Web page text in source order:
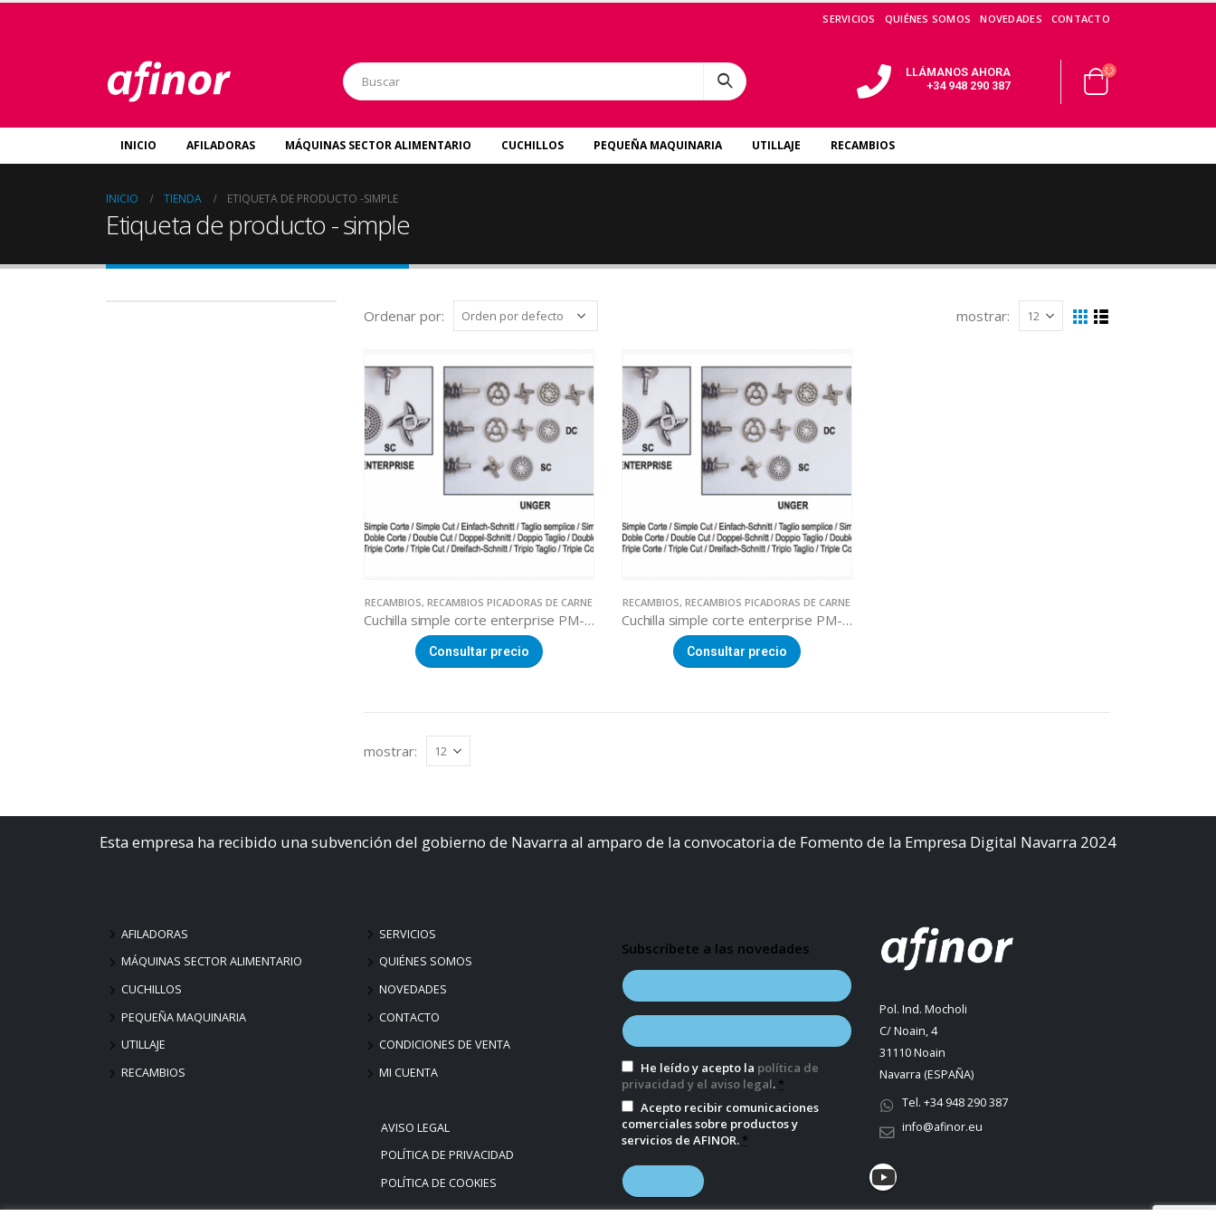
SERVICIOS QUIÉNES SOMOS NOVEDADES CONTACTO
LLÁMANOS AHORA
+34 948 290 387
INICIO AFILADORAS MÁQUINAS SECTOR ALIMENTARIO CUCHILLOS PEQUEÑA MAQUINARIA UTILLAJE RECAMBIOS
INICIO TIENDA ETIQUETA DE PRODUCTO -SIMPLE
Etiqueta de producto - simple
Ordenar por: mostrar:
RECAMBIOS,RECAMBIOS PICADORAS DE CARNE
Cuchilla simple corte enterprise PM-82 Ø22
Consultar precio
RECAMBIOS,RECAMBIOS PICADORAS DE CARNE
Cuchilla simple corte enterprise PM-82 Ø22
Consultar precio
mostrar:
Esta empresa ha recibido una subvención del gobierno de Navarra al amparo de la convocatoria de Fomento de la Empresa Digital Navarra 2024
AFILADORAS
MÁQUINAS SECTOR ALIMENTARIO
CUCHILLOS
PEQUEÑA MAQUINARIA
UTILLAJE
RECAMBIOS
SERVICIOS
QUIÉNES SOMOS
NOVEDADES
CONTACTO
CONDICIONES DE VENTA
MI CUENTA
AVISO LEGAL
POLÍTICA DE PRIVACIDAD
POLÍTICA DE COOKIES
Subscríbete a las novedades
He leído y acepto la política de
privacidad y el aviso legal. *
Acepto recibir comunicaciones
comerciales sobre productos y
servicios de AFINOR. *
Pol. Ind. Mocholi
C/ Noain, 4
31110 Noain
Navarra (ESPAÑA)
Tel. +34 948 290 387
info@afinor.eu